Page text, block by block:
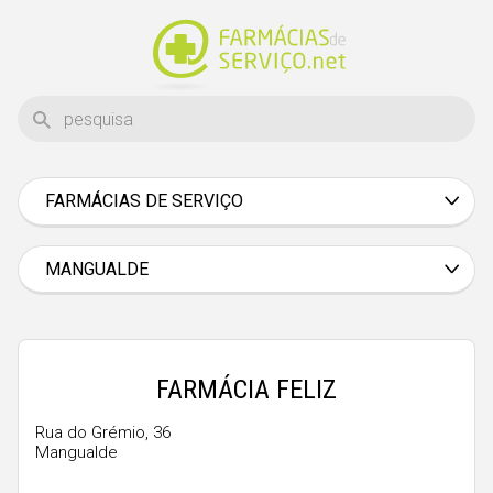
FARMÁCIAS DE SERVIÇO
Braga
Bragança
Castelo Branco
Évora
MANGUALDE
FARMÁCIA FELIZ
Rua do Grémio, 36
Mangualde